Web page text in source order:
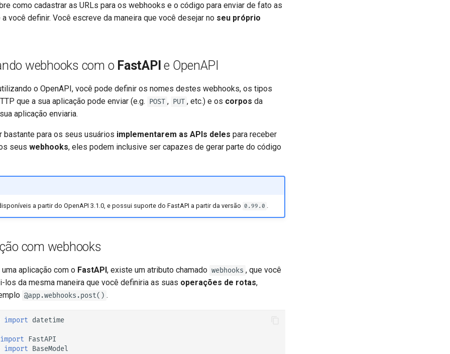
como cadastrar as URLs para os webhooks e o código para enviar de fato as
você definir. Você escreve da maneira que você desejar no seu próprio
webhooks com o FastAPI e OpenAPI
o OpenAPI, você pode definir os nomes destes webhooks, os tipos
que a sua aplicação pode enviar (e.g. POST , PUT , etc.) e os corpos da
aplicação enviaria.
para os seus usuários implementarem as APIs deles para receber
seus webhooks, eles podem inclusive ser capazes de gerar parte do código
a partir do OpenAPI 3.1.0, e possui suporte do FastAPI a partir da versão 0.99.0 .
com webhooks
aplicação com o FastAPI, existe um atributo chamado webhooks , que você
los da mesma maneira que você definiria as suas operações de rotas,
@app.webhooks.post() .
import datetime
import
FastAPI
import BaseModel